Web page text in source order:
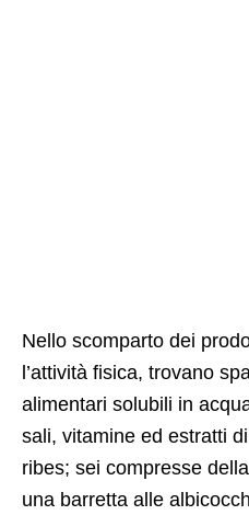
Nello scomparto dei
l’attività fisica, trovano
alimentari solubili in
sali, vitamine ed estratti
ribes; sei compresse
una barretta alle